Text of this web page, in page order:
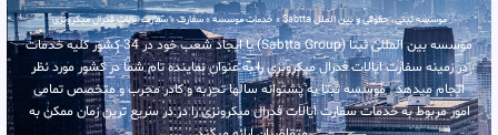
موسسه ثبتی، حقوقی و بین الملل Sabtta »خدمات موسسه»سفارت»سفارت ایالات فدرال میکرونزی
موسسه بین المللی ثبتا (Sabtta Group) با ایجاد شعب خود در 34 کشور کلیه خدمات
در زمینه سفارت ایالات فدرال میکرونزی را به عنوان نماینده تام شما در کشور مورد نظر
انجام میدهد . موسسه ثبتا به پشتوانه سالها تجربه و کادر مجرب و متخصص تمامی
امور مربوط به خدمات سفارت ایالات فدرال میکرونزی را در در سریع ترین زمان ممکن به